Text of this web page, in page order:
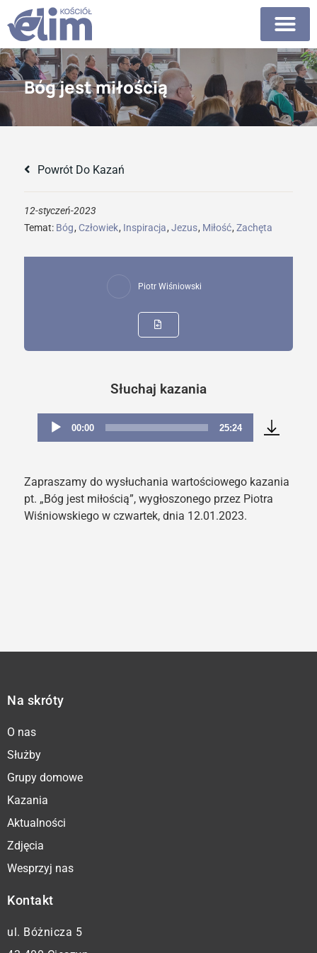
Bóg jest miłością
Powrót Do Kazań
12-styczeń-2023
Temat: Bóg, Człowiek, Inspiracja, Jezus, Miłość, Zachęta
Piotr Wiśniowski
Słuchaj kazania
Odtwarzacz
00:00 25:24
Zapraszamy do wysłuchania wartościowego kazania
pt. „Bóg jest miłością”, wygłoszonego przez Piotra
Wiśniowskiego w czwartek, dnia 12.01.2023.
Na skróty
O nas
Służby
Grupy domowe
Kazania
Aktualności
Zdjęcia
Wesprzyj nas
Kontakt
ul. Bóżnicza 5